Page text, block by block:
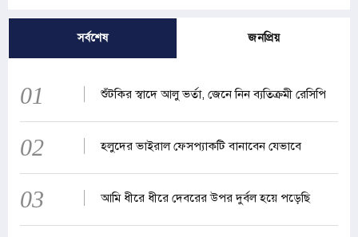
সর্বশেষ জনপ্রিয়
01 শুঁটকির স্বাদে আলু ভর্তা, জেনে নিন ব্যতিক্রমী রেসিপি
02 হলুদের ভাইরাল ফেসপ্যাকটি বানাবেন যেভাবে
03 আমি ধীরে ধীরে দেবরের উপর দুর্বল হয়ে পড়েছি